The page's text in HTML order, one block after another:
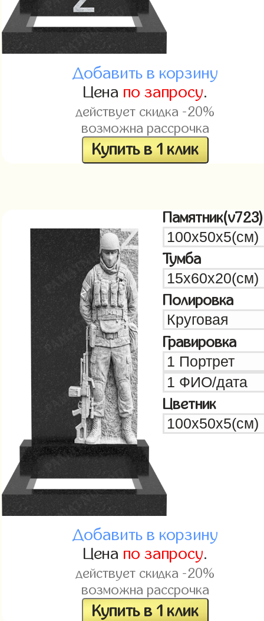
Добавить в корзину
Цена по запросу.
действует скидка -20%
возможна рассрочка
Купить в 1 клик
Памятник(v723)
Тумба
Полировка
Гравировка
Цветник
Добавить в корзину
Цена по запросу.
действует скидка -20%
возможна рассрочка
Купить в 1 клик